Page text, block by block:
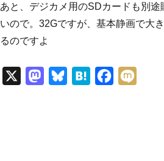
あと、デジカメ用のSDカードも別
いので。32Gですが、基本静画で大
るのですよ
M
H